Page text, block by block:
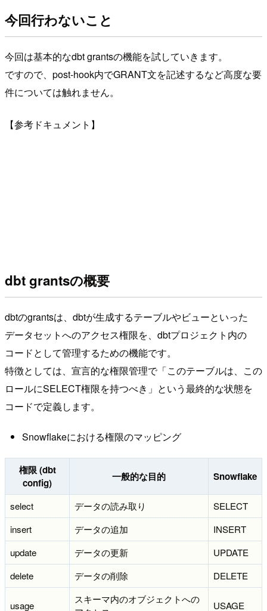
今回行わないこと
今回は基本的なdbt grantsの機能を試していきます。
ですので、post-hook内でGRANT文を記述するなど高度な要
件については触れません。
【参考ドキュメント】
dbt grantsの概要
dbtのgrantsは、dbtが生成するテーブルやビューといった
データセットへのアクセス権限を、dbtプロジェクト内の
コードとして管理するための機能です。
特徴としては、宣言的な権限管理で「このテーブルは、この
ロールにSELECT権限を持つべき」という最終的な状態を
コードで定義します。
Snowflakeにおける権限のマッピング
権限 (dbt
config)
一般的な目的 Snowflake
select データの読み取り
SELECT
insert
データの追加
INSERT
update
データの更新
UPDATE
delete
データの削除 DELETE
usage
スキーマ内のオブジェクトへの
USAGE